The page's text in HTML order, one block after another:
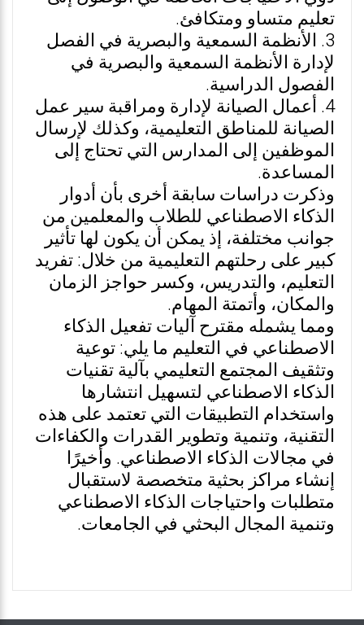
تعليم متساو ومتكافئ.
3. الأنظمة السمعية والبصرية في الفصل
لإدارة الأنظمة السمعية والبصرية في
الفصول الدراسية.
4. أعمال الصيانة لإدارة ومراقبة سير عمل
الصيانة للمناطق التعليمية، وكذلك لإرسال
الموظفين إلى المدارس التي تحتاج إلى
المساعدة.
وذكرت دراسات سابقة أخرى بأن أدوار
الذكاء الاصطناعي للطلاب والمعلمين من
جوانب مختلفة، إذ يمكن أن يكون لها تأثير
كبير على رحلتهم التعليمية من خلال: تفريد
التعليم، والتدريس، وكسر حواجز الزمان
والمكان، وأتمتة المهام.
ومما يشمله مقترح آليات تفعيل الذكاء
الاصطناعي في التعليم ما يلي: توعية
وتثقيف المجتمع التعليمي بآلية تقنيات
الذكاء الاصطناعي لتسهيل انتشارها
واستخدام التطبيقات التي تعتمد على هذه
التقنية، وتنمية وتطوير القدرات والكفاءات
في مجالات الذكاء الاصطناعي. وأخيرًا
إنشاء مراكز بحثية متخصصة لاستقبال
متطلبات واحتياجات الذكاء الاصطناعي
وتنمية المجال البحثي في الجامعات.